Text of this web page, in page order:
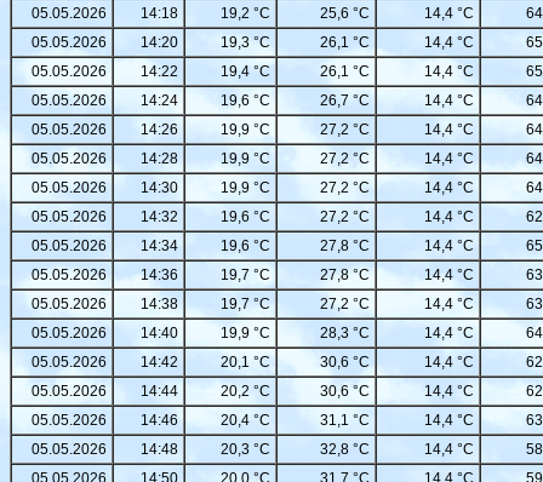
05.05.2026
14:18 19,2 °C 25,6 °C 14,4 °C
05.05.2026
14:20 19,3 °C 26,1 °C 14,4 °C
05.05.2026
14:22 19,4 °C 26,1 °C 14,4 °C
05.05.2026
14:24 19,6 °C 26,7 °C 14,4 °C
05.05.2026
14:26 19,9 °C 27,2 °C 14,4 °C
05.05.2026
14:28 19,9 °C 27,2 °C 14,4 °C
05.05.2026
14:30 19,9 °C 27,2 °C 14,4 °C
05.05.2026
14:32 19,6 °C 27,2 °C 14,4 °C
05.05.2026
14:34 19,6 °C 27,8 °C 14,4 °C
05.05.2026
14:36 19,7 °C 27,8 °C 14,4 °C
05.05.2026
14:38 19,7 °C 27,2 °C 14,4 °C
05.05.2026
14:40 19,9 °C 28,3 °C 14,4 °C
05.05.2026
14:42 20,1 °C 30,6 °C 14,4 °C
05.05.2026
14:44 20,2 °C 30,6 °C 14,4 °C
05.05.2026
14:46 20,4 °C 31,1 °C 14,4 °C
05.05.2026
14:48 20,3 °C 32,8 °C 14,4 °C
05.05.2026
14:50 20,0 °C 31,7 °C 14,4 °C